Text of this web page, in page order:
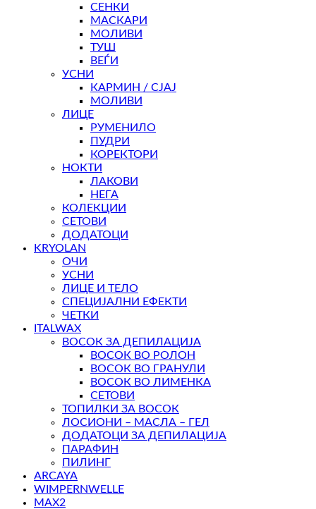
СЕНКИ
МАСКАРИ
МОЛИВИ
ТУШ
ВЕЃИ
УСНИ
КАРМИН / СЈАЈ
МОЛИВИ
ЛИЦЕ
РУМЕНИЛО
ПУДРИ
КОРЕКТОРИ
НОКТИ
ЛАКОВИ
НЕГА
КОЛЕКЦИИ
СЕТОВИ
ДОДАТОЦИ
KRYOLAN
ОЧИ
УСНИ
ЛИЦЕ И ТЕЛО
СПЕЦИЈАЛНИ ЕФЕКТИ
ЧЕТКИ
ITALWAX
ВОСОК ЗА ДЕПИЛАЦИЈА
ВОСОК ВО РОЛОН
ВОСОК ВО ГРАНУЛИ
ВОСОК ВО ЛИМЕНКА
СЕТОВИ
ТОПИЛКИ ЗА ВОСОК
ЛОСИОНИ – МАСЛА – ГЕЛ
ДОДАТОЦИ ЗА ДЕПИЛАЦИЈА
ПАРАФИН
ПИЛИНГ
ARCAYA
WIMPERNWELLE
MAX2